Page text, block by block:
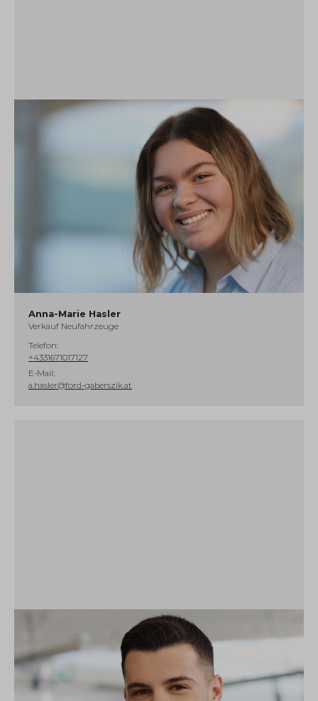
Anna-Marie Hasler
Verkauf Neufahrzeuge
Telefon:
+4331671017127
E-Mail:
a.hasler@ford-gaberszik.at